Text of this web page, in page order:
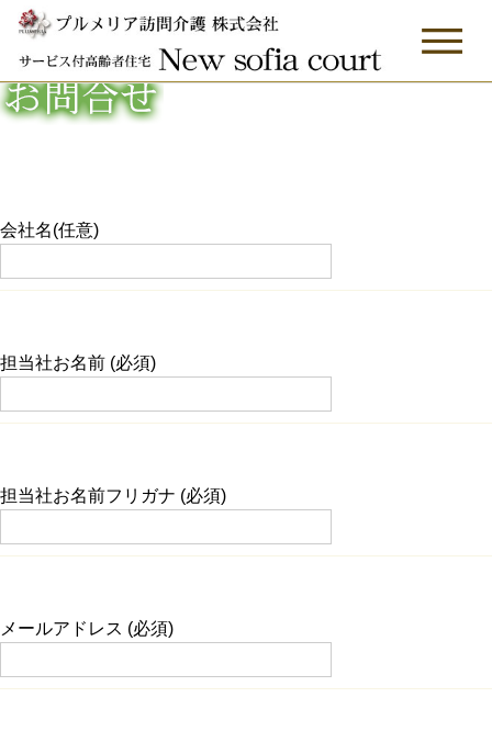
会社名(任意)
担当社お名前 (必須)
担当社お名前フリガナ (必須)
メールアドレス (必須)